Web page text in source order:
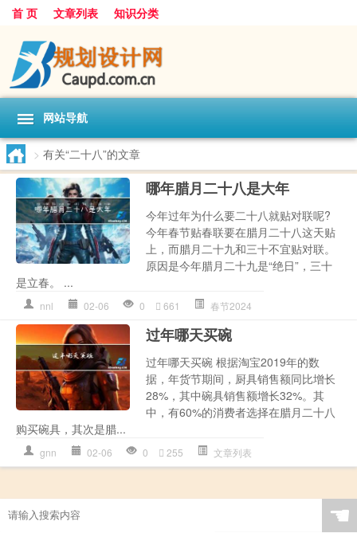
首 页 文章列表 知识分类
网站导航
> 有关“二十八”的文章
哪年腊月二十八是大年
今年过年为什么要二十八就贴对联呢?
今年春节贴春联要在腊月二十八这天贴
上，而腊月二十九和三十不宜贴对联。
原因是今年腊月二十九是“绝日”，三十
是立春。 ...
nnl 02-06 0 661 春节2024
过年哪天买碗
过年哪天买碗 根据淘宝2019年的数
据，年货节期间，厨具销售额同比增长
28%，其中碗具销售额增长32%。其
中，有60%的消费者选择在腊月二十八
购买碗具，其次是腊...
gnn 02-06 0 255 文章列表
☚